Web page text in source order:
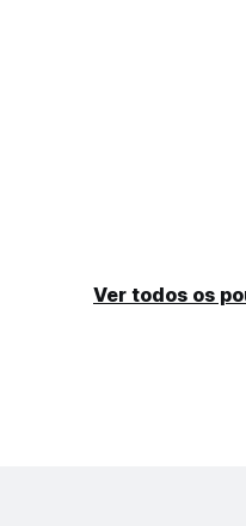
Ver todos os